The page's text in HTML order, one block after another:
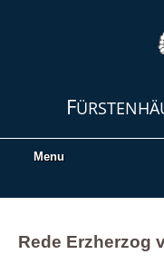
F
Menu
Rede Erzherzog